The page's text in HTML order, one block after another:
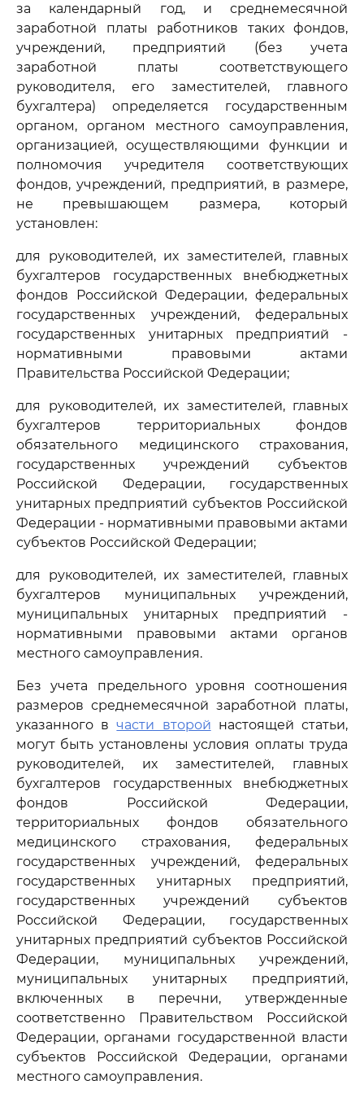
за календарный год, и среднемесячной
заработной платы работников таких фондов,
учреждений, предприятий (без учета
заработной платы соответствующего
руководителя, его заместителей, главного
бухгалтера) определяется государственным
органом, органом местного самоуправления,
организацией, осуществляющими функции и
полномочия учредителя соответствующих
фондов, учреждений, предприятий, в размере,
не превышающем размера, который
установлен:
для руководителей, их заместителей, главных
бухгалтеров государственных внебюджетных
фондов Российской Федерации, федеральных
государственных учреждений, федеральных
государственных унитарных предприятий -
нормативными правовыми актами
Правительства Российской Федерации;
для руководителей, их заместителей, главных
бухгалтеров территориальных фондов
обязательного медицинского страхования,
государственных учреждений субъектов
Российской Федерации, государственных
унитарных предприятий субъектов Российской
Федерации - нормативными правовыми актами
субъектов Российской Федерации;
для руководителей, их заместителей, главных
бухгалтеров муниципальных учреждений,
муниципальных унитарных предприятий -
нормативными правовыми актами органов
местного самоуправления.
Без учета предельного уровня соотношения
размеров среднемесячной заработной платы,
указанного вчасти второй настоящей статьи,
могут быть установлены условия оплаты труда
руководителей, их заместителей, главных
бухгалтеров государственных внебюджетных
фондов Российской Федерации,
территориальных фондов обязательного
медицинского страхования, федеральных
государственных учреждений, федеральных
государственных унитарных предприятий,
государственных учреждений субъектов
Российской Федерации, государственных
унитарных предприятий субъектов Российской
Федерации, муниципальных учреждений,
муниципальных унитарных предприятий,
включенных в перечни, утвержденные
соответственно Правительством Российской
Федерации, органами государственной власти
субъектов Российской Федерации, органами
местного самоуправления.